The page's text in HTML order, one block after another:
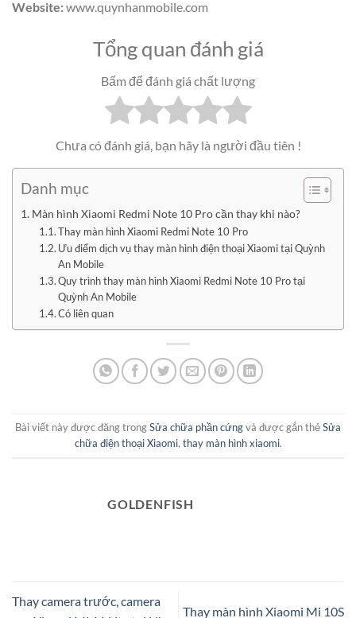
Website:www.quynhanmobile.com
Tổng quan đánh giá
Bấm để đánh giá chất lượng
Chưa có đánh giá, bạn hãy là người đầu tiên !
Danh mục
Màn hình Xiaomi Redmi Note 10 Pro cần thay khi nào?
Thay màn hình Xiaomi Redmi Note 10 Pro
Ưu điểm dịch vụ thay màn hình điện thoại Xiaomi tại Quỳnh
An Mobile
Quy trình thay màn hình Xiaomi Redmi Note 10 Pro tại
Quỳnh An Mobile
Có liên quan
Bài viết này được đăng trongSửa chữa phần cứngvà được gắn thẻSửa
chữa điện thoại Xiaomi, thay màn hình xiaomi.
GOLDENFISH
Thay camera trước, camera
Thay màn hình Xiaomi Mi 10S